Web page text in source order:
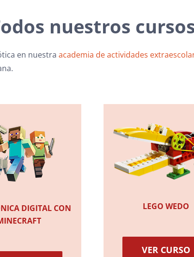
nuestros
en nuestra academia de actividades
DIGITAL CON
LEGO WEDO
VER CURSO